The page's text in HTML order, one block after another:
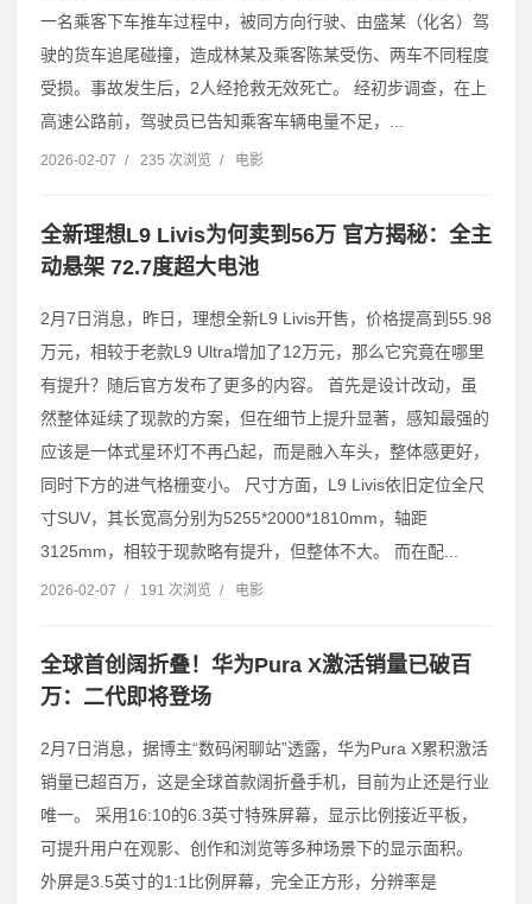
一名乘客下车推车过程中，被同方向行驶、由盛某（化名）驾
驶的货车追尾碰撞，造成林某及乘客陈某受伤、两车不同程度
受损。事故发生后，2人经抢救无效死亡。 经初步调查，在上
高速公路前，驾驶员已告知乘客车辆电量不足，...
2026-02-07 / 235 次浏览 / 电影
全新理想L9 Livis为何卖到56万 官方揭秘：全主
动悬架 72.7度超大电池
2月7日消息，昨日，理想全新L9 Livis开售，价格提高到55.98
万元，相较于老款L9 Ultra增加了12万元，那么它究竟在哪里
有提升？随后官方发布了更多的内容。 首先是设计改动，虽
然整体延续了现款的方案，但在细节上提升显著，感知最强的
应该是一体式星环灯不再凸起，而是融入车头，整体感更好，
同时下方的进气格栅变小。 尺寸方面，L9 Livis依旧定位全尺
寸SUV，其长宽高分别为5255*2000*1810mm，轴距
3125mm，相较于现款略有提升，但整体不大。 而在配...
2026-02-07 / 191 次浏览 / 电影
全球首创阔折叠！华为Pura X激活销量已破百
万：二代即将登场
2月7日消息，据博主“数码闲聊站”透露，华为Pura X累积激活
销量已超百万，这是全球首款阔折叠手机，目前为止还是行业
唯一。 采用16:10的6.3英寸特殊屏幕，显示比例接近平板，
可提升用户在观影、创作和浏览等多种场景下的显示面积。
外屏是3.5英寸的1:1比例屏幕，完全正方形，分辨率是